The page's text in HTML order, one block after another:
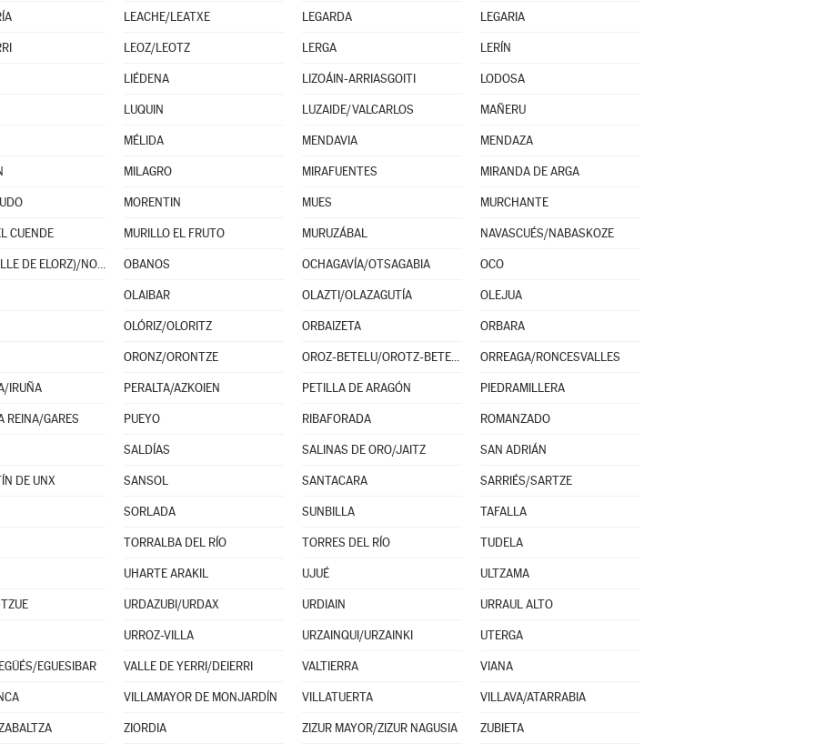
LEACHE/LEATXE LEGARDA LEGARIA
LEOZ/LEOTZ LERGA LERÍN
LIÉDENA LIZOÁIN-ARRIASGOITI LODOSA
LUQUIN LUZAIDE/VALCARLOS MAÑERU
MÉLIDA MENDAVIA MENDAZA
MILAGRO MIRAFUENTES MIRANDA DE ARGA
MORENTIN MUES MURCHANTE
CUENDE MURILLO EL FRUTO MURUZÁBAL NAVASCUÉS/NABASKOZE
NOÁIN (VALLE DE ELORZ)/NOAIN (ELORTZIBAR) OBANOS OCHAGAVÍA/OTSAGABIA OCO
OLAIBAR OLAZTI/OLAZAGUTÍA OLEJUA
OLÓRIZ/OLORITZ ORBAIZETA ORBARA
ORONZ/ORONTZE OROZ-BETELU/OROTZ-BETELU ORREAGA/RONCESVALLES
IRUÑA PERALTA/AZKOIEN PETILLA DE ARAGÓN PIEDRAMILLERA
REINA/GARES PUEYO RIBAFORADA ROMANZADO
SALDÍAS SALINAS DE ORO/JAITZ SAN ADRIÁN
DE UNX SANSOL SANTACARA SARRIÉS/SARTZE
SORLADA SUNBILLA TAFALLA
TORRALBA DEL RÍO TORRES DEL RÍO TUDELA
UHARTE ARAKIL UJUÉ ULTZAMA
URDAZUBI/URDAX URDIAIN URRAUL ALTO
URROZ-VILLA URZAINQUI/URZAINKI UTERGA
EGUESIBAR VALLE DE YERRI/DEIERRI VALTIERRA VIANA
VILLAMAYOR DE MONJARDÍN VILLATUERTA VILLAVA/ATARRABIA
ZIORDIA ZIZUR MAYOR/ZIZUR NAGUSIA ZUBIETA